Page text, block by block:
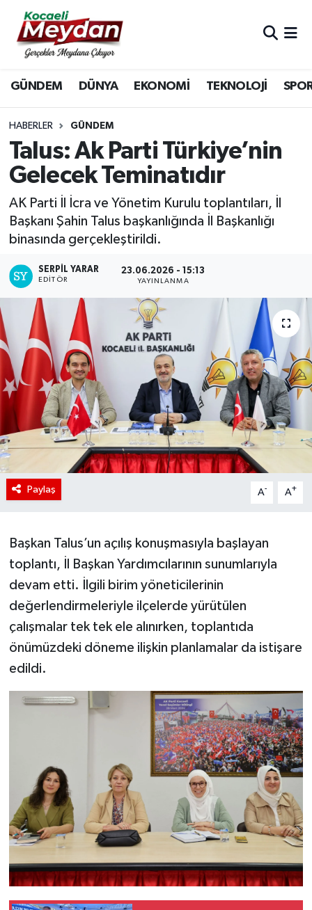
GÜNDEM DÜNYA EKONOMİ TEKNOLOJİ
HABERLER GÜNDEM
Talus: Ak Parti Türkiye’nin
Gelecek Teminatıdır
AK Parti İl İcra ve Yönetim Kurulu toplantıları, İl
Başkanı Şahin Talus başkanlığında İl Başkanlığı
binasında gerçekleştirildi.
SERPİL YARAR
EDITÖR
23.06.2026 - 15:13
YAYINLANMA
Paylaş A- A+
Başkan Talus’un açılış konuşmasıyla başlayan
toplantı, İl Başkan Yardımcılarının sunumlarıyla
devam etti. İlgili birim yöneticilerinin
değerlendirmeleriyle ilçelerde yürütülen
çalışmalar tek tek ele alınırken, toplantıda
önümüzdeki döneme ilişkin planlamalar da istişare
edildi.
Nöbetçi Eczaneler
Hava Durumu
Trafik Durumu
Süper Lig Puan Durumu ve Fikstür
Tüm Manşetler
Son Dakika Haberleri
Haber Arşivi